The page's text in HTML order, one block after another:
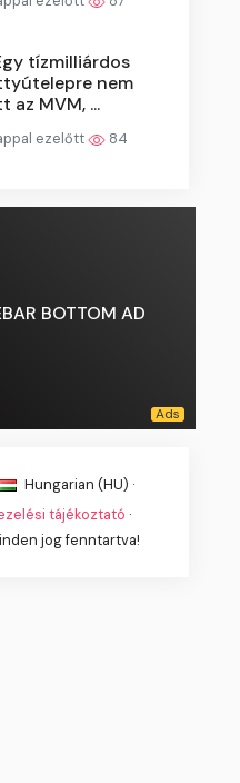
tízmilliárdos
nem
az MVM, ...
ezelőtt 84
BOTTOM AD
Hungarian (HU) ·
tájékoztató ·
jog fenntartva!